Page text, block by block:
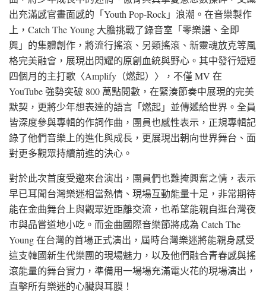
出充滿感官畫面感的「Youth Pop-Rock」浪潮。在音樂製作
上，Catch The Young 大膽挑戰了錄音室「零樂譜、全即
興」的集體創作，將流行搖滾、另類搖滾、新靈魂放克等風
格完美融會，展現出閃耀的原創血統與野心。其中發行短短
四個月的主打歌〈Amplify（燃起）〉，不僅 MV 在
YouTube 強勢突破 800 萬點閱數，在緊湊節奏中展現的完美
默契，更將少年想表達的語言「燃起」並傳遞給世界。全員
皆深度參與專輯的作詞作曲，團員也感性表示，正規專輯記
錄了他們音樂上的進化與成長，更展現出朝向世界舞台、面
對更多觀眾持續前進的決心。
對於此次首度受邀來台演出，團員們也難掩興奮之情，表示
早已耳聞台灣樂迷相當熱情、現場互動能量十足，非常期待
能在金曲舞台上與觀眾近距離交流，也希望能親自逛台灣夜
市與品嘗道地小吃。而金曲國際音樂節將成為 Catch The
Young 在台灣的首場正式演出，屆時台灣樂迷將能親身感受
這支韓國新生代樂團的現場魅力，以及他們融合青春感與搖
滾能量的舞台實力，準備用一場場充滿電火花的現場演出，
直擊所有樂迷的心臟與耳膜！